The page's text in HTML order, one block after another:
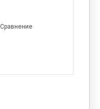
Сравнение